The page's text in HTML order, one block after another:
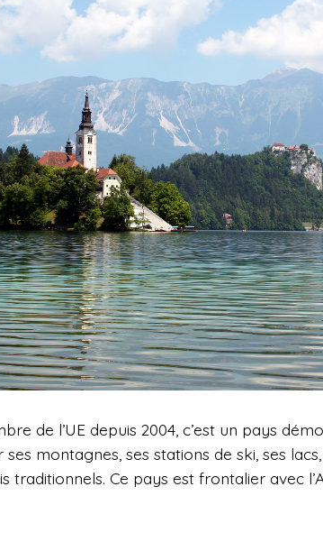
de l’UE depuis 2004, c’est un pays
montagnes, ses stations de ski, ses
traditionnels. Ce pays est frontalier avec